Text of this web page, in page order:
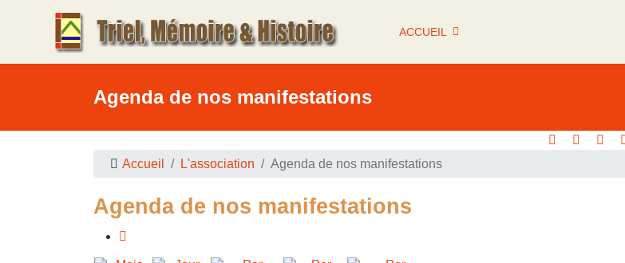
ACCUEIL
Agenda de nos manifestations
Accueil L'association Agenda de nos manifestations
Agenda de nos manifestations